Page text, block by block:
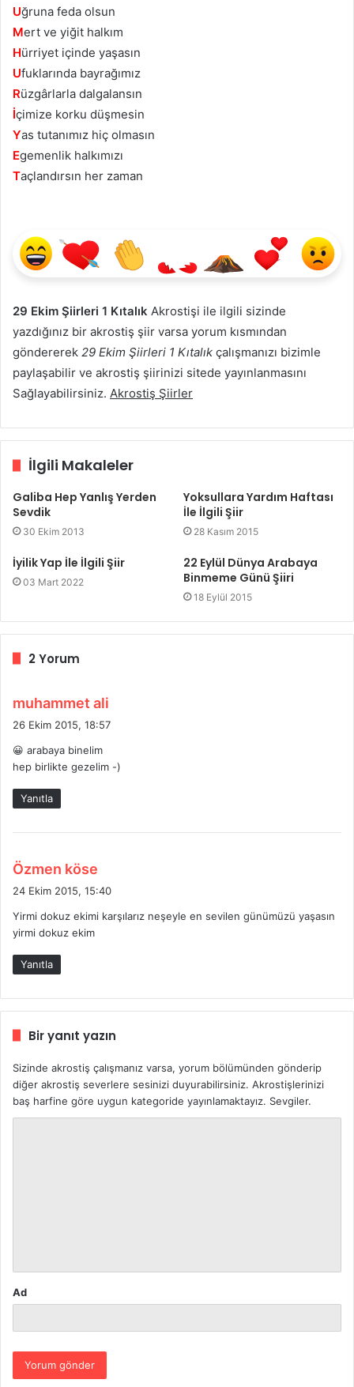
Uğruna feda olsun
Mert ve yiğit halkım
Hürriyet içinde yaşasın
Ufuklarında bayrağımız
Rüzgârlarla dalgalansın
İçimize korku düşmesin
Yas tutanımız hiç olmasın
Egemenlik halkımızı
Taçlandırsın her zaman
29 Ekim Şiirleri 1 Kıtalık Akrostişi ile ilgili sizinde
yazdığınız bir akrostiş şiir varsa yorum kısmından
göndererek 29 Ekim Şiirleri 1 Kıtalık çalışmanızı bizimle
paylaşabilir ve akrostiş şiirinizi sitede yayınlanmasını
Sağlayabilirsiniz. Akrostiş Şiirler
İlgili Makaleler
Galiba Hep Yanlış Yerden
Sevdik
30 Ekim 2013
Yoksullara Yardım Haftası
İle İlgili Şiir
28 Kasım 2015
İyilik Yap İle İlgili Şiir
03 Mart 2022
22 Eylül Dünya Arabaya
Binmeme Günü Şiiri
18 Eylül 2015
2 Yorum
muhammet ali
k
26 Ekim 2015, 18:57
😀 arabaya binelim
hep birlikte gezelim -)
Yanıtla
Özmen köse
24 Ekim 2015, 15:40
Yirmi dokuz ekimi karşılarız neşeyle en sevilen günümüzü yaşasın
yirmi dokuz ekim
Yanıtla
Bir yanıt yazın
Sizinde akrostiş çalışmanız varsa, yorum bölümünden gönderip
diğer akrostiş severlere sesinizi duyurabilirsiniz. Akrostişlerinizi
baş harfine göre uygun kategoride yayınlamaktayız. Sevgiler.
Ad